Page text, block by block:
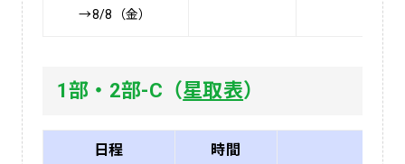
→8/8（金）
1部・2部-C（星取表）
日程 時間